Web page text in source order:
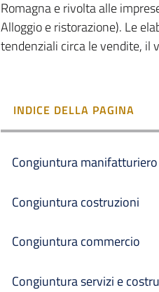
Romagna e rivolta alle
Alloggio e ristorazione). Le
tendenziali circa le vendite, il
INDICE DELLA PAGINA
Congiuntura manifatturiero
Congiuntura costruzioni
Congiuntura commercio
Congiuntura servizi e